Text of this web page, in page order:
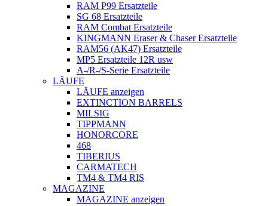
RAM P99 Ersatzteile
SG 68 Ersatzteile
RAM Combat Ersatzteile
KINGMANN Eraser & Chaser Ersatzteile
RAM56 (AK47) Ersatzteile
MP5 Ersatzteile 12R usw
A-/R-/S-Serie Ersatzteile
LÄUFE
LÄUFE anzeigen
EXTINCTION BARRELS
MILSIG
TIPPMANN
HONORCORE
468
TIBERIUS
CARMATECH
TM4 & TM4 RIS
MAGAZINE
MAGAZINE anzeigen